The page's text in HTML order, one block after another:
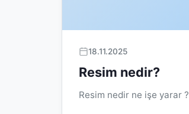
18.11.2025
Resim nedir?
Resim nedir ne işe yarar ?